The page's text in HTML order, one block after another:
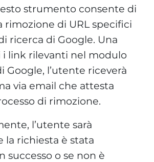
strumento consente di
rimozione di URL specifici
ricerca di Google. Una
i link rilevanti nel modulo
Google, l’utente riceverà
via email che attesta
di rimozione.
l’utente sarà
la richiesta è stata
successo o se non è